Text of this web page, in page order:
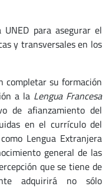
para asegurar el
y transversales en los
completar su formación
a la Lengua Francesa
de afianzamiento del
en el currículo del
Lengua Extranjera
general de las
que se tiene de
adquirirá no sólo